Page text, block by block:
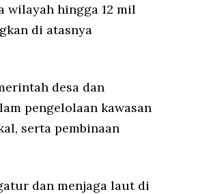
wilayah hingga 12 mil
di atasnya
desa dan
pengelolaan kawasan
serta pembinaan
dan menjaga laut di